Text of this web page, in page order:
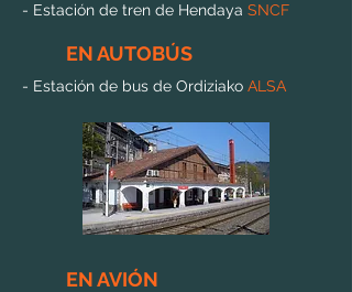
- Estación de tren de Hendaya SNCF
EN AUTOBÚS
- Estación de bus de Ordiziako ALSA
EN AVIÓN